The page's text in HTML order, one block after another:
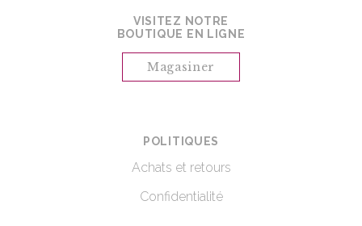
VISITEZ NOTRE
BOUTIQUE EN LIGNE
Magasiner
POLITIQUES
Achats et retours
Confidentialité